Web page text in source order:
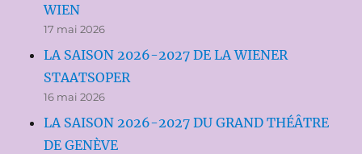
WIEN
17 mai 2026
LA SAISON 2026-2027 DE LA WIENER
STAATSOPER
16 mai 2026
LA SAISON 2026-2027 DU GRAND THÉÂTRE
DE GENÈVE